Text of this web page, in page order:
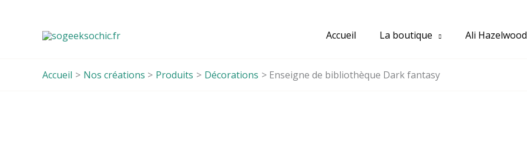
Accueil La boutique Ali Hazelwood
Accueil Nos créations Produits Décorations Enseigne de bibliothèque Dark fantasy